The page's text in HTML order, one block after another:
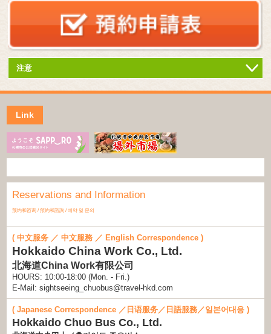
注意
Link
Reservations and Information
预约和咨询 / 預約和諮詢 / 예약 및 문의
( 中文服务 ／ 中文服務 ／ English Correspondence )
Hokkaido China Work Co., Ltd.
北海道China Work有限公司
HOURS: 10:00-18:00 (Mon. - Fri.)
E-Mail: sightseeing_chuobus@travel-hkd.com
( Japanese Correspondence ／日语服务／日語服務／일본어대응 )
Hokkaido Chuo Bus Co., Ltd.